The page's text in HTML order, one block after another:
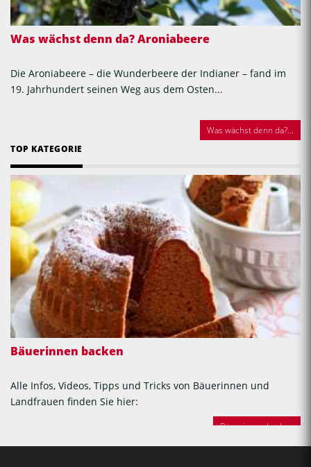
Was wächst denn da? Aroniabeere
Die Aroniabeere – die Wunderbeere der Indianer – fand im
19. Jahrhundert seinen Weg aus dem Osten...
Was wächst denn da?...
TOP KATEGORIE
Bäuerinnen backen
Alle Infos, Videos, Tipps und Tricks von Bäuerinnen und
Landfrauen finden Sie hier:
Bäuerinnen backen